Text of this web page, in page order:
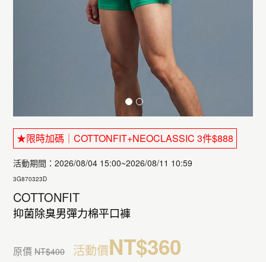
★限時加碼｜COTTONFIT+NEOCLASSIC 3件$888
活動期間：2026/08/04 15:00~2026/08/11 10:59
3G870323D
COTTONFIT
抑菌除臭男彈力棉平口褲
原價NT$400 活動價NT$360